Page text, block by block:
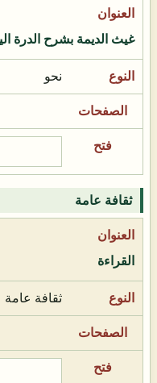
غيث الديمة بشرح الدرة
نحو
ثقافة عامة
القراءة
ثقافة عامة